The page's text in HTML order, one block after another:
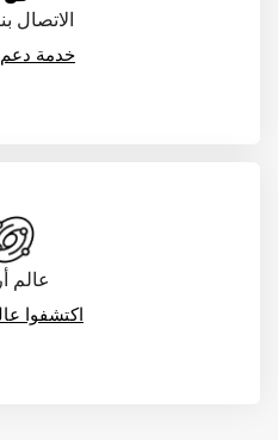
الاتصال
خدمة دعم
عالم
اكتشفوا